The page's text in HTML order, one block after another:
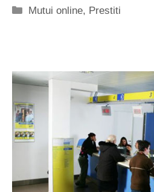
Categorie
Mutui online, Prestiti